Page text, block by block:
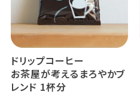
ドリップコーヒー
お茶屋が考えるまろやかブ
レンド 1杯分